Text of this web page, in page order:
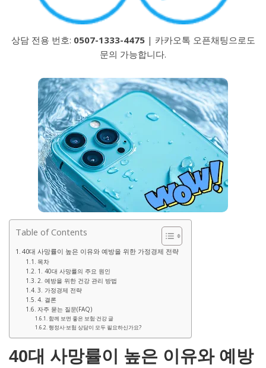
상담 전용 번호: 0507-1333-4475| 카카오톡 오픈채팅으로도
문의 가능합니다.
Table of Contents
40대 사망률이 높은 이유와 예방을 위한 가정경제 전략
목차
1. 40대 사망률의 주요 원인
2. 예방을 위한 건강 관리 방법
3. 가정경제 전략
4. 결론
자주 묻는 질문(FAQ)
함께 보면 좋은 보험·건강 글
행정사·보험 상담이 모두 필요하신가요?
40대 사망률이 높은 이유와 예방